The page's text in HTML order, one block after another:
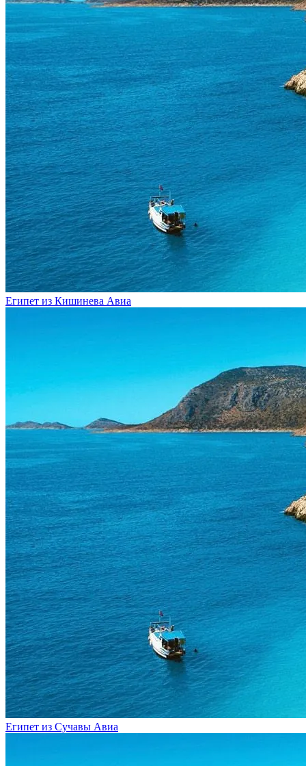
Египет из Кишинева Авиа
Египет из Сучавы Авиа